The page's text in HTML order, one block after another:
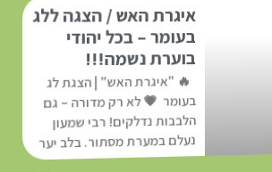
איגרת האש / הצגה ללג
בעומר – בכל יהודי
בוערת נשמה!!!
🔥 "איגרת האש" | הצגת לג
בעומר 💗 לא רק מדורה – גם
הלבבות נדלקים! רבי שמעון
נעלם במערת מסתור. בלב יער
צפוף, יהודה